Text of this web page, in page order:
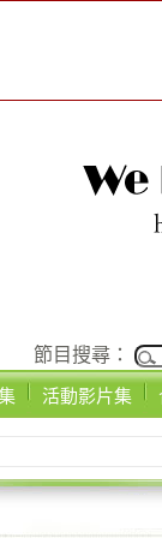
節目搜尋：
活動影片集